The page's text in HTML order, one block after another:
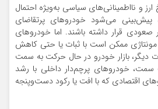
و نااطمینانی‌های سیاسی به‌ویژه احتمال
پیش‌بینی می‌شود خودروهای پرتقاضای
صعودی قرار داشته باشند. اما خودروهای
ممکن است با ثبات یا حتی کاهش
دیگر، بازار خودرو در حال حرکت به سمت
خودروهای پرچم‌دار داخلی با رشد
اقتصادی که با افت یا رکود دست‌وپنجه